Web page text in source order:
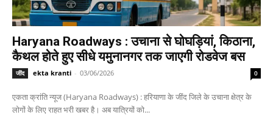
Haryana Roadways : उचाना से घोघड़ियां, किठाना,
कैथल होते हुए सीधे यमुनानगर तक जाएगी रोडवेज बस
जींद ekta kranti - 03/06/2026 0
एकता क्रांति न्यूज (Haryana Roadways) : हरियाणा के जींद जिले के उचाना क्षेत्र के
लोगों के लिए राहत भरी खबर है। अब यात्रियों को...